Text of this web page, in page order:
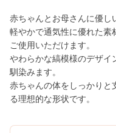
赤ちゃんとお母さんに優し
軽やかで通気性に優れた素
ご使用いただけます。
やわらかな縞模様のデザイ
馴染みます。
赤ちゃんの体をしっかりと
る理想的な形状です。